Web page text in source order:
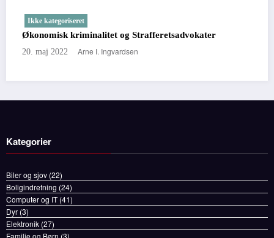
Ikke kategoriseret
Økonomisk kriminalitet og Strafferetsadvokater
20. maj 2022 Arne I. Ingvardsen
Kategorier
Biler og sjov (22)
Boligindretning (24)
Computer og IT(41)
Dyr (3)
Elektronik (27)